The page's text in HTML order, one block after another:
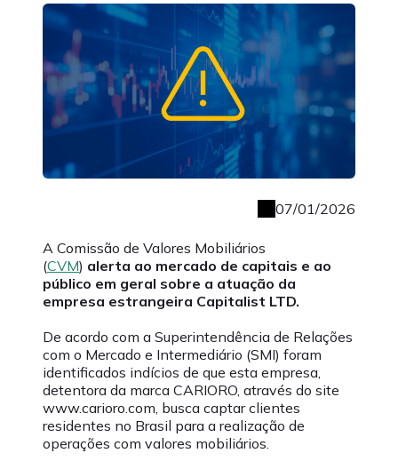
07/01/2026
A Comissão de Valores Mobiliários
(CVM) alerta ao mercado de capitais e ao
público em geral sobre a atuação da
empresa estrangeira Capitalist LTD.
De acordo com a Superintendência de Relações
com o Mercado e Intermediário (SMI) foram
identificados indícios de que esta empresa,
detentora da marca CARIORO, através do site
www.carioro.com, busca captar clientes
residentes no Brasil para a realização de
operações com valores mobiliários.